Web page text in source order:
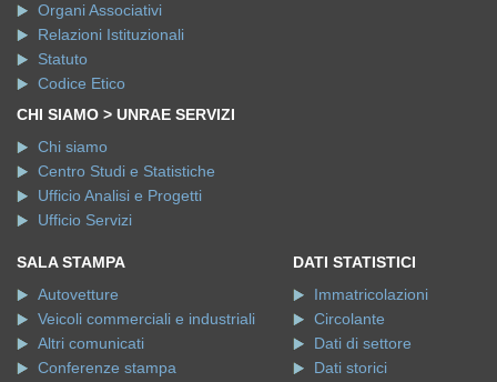
Organi Associativi
Relazioni Istituzionali
Statuto
Codice Etico
CHI SIAMO > UNRAE SERVIZI
Chi siamo
Centro Studi e Statistiche
Ufficio Analisi e Progetti
Ufficio Servizi
SALA STAMPA
Autovetture
Veicoli commerciali e industriali
Altri comunicati
Conferenze stampa
DATI STATISTICI
Immatricolazioni
Circolante
Dati di settore
Dati storici